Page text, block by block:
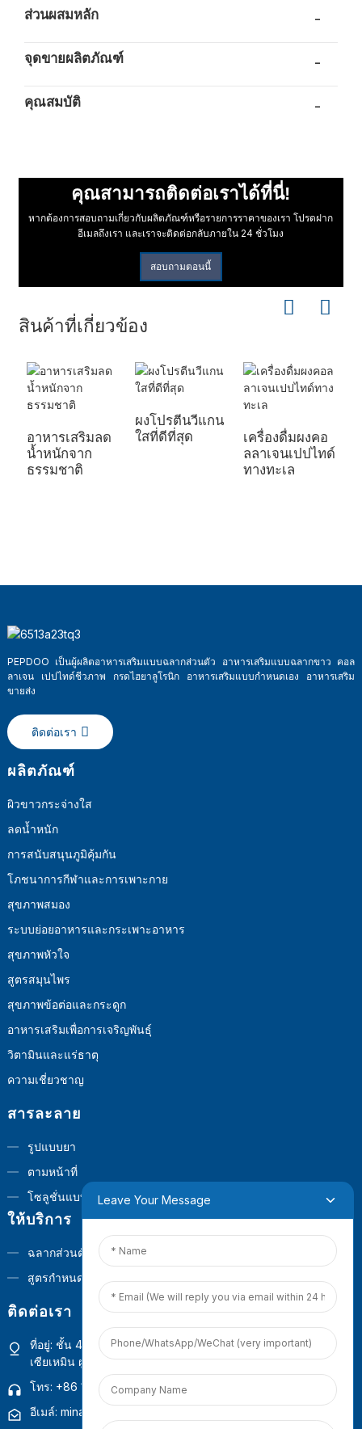
ส่วนผสมหลัก -
จุดขายผลิตภัณฑ์ -
คุณสมบัติ -
คุณสามารถติดต่อเราได้ที่นี่!
หากต้องการสอบถามเกี่ยวกับผลิตภัณฑ์หรือรายการราคาของเรา โปรดฝาก
อีเมลถึงเรา และเราจะติดต่อกลับภายใน 24 ชั่วโมง
สอบถามตอนนี้
สินค้าที่เกี่ยวข้อง
อาหารเสริมลด
น้ำหนักจาก
ธรรมชาติ
ผงโปรตีนวีแกน
ใสที่ดีที่สุด
เครื่องดื่มผงคอ
ลลาเจนเปปไทด์
ทางทะเล
PEPDOO เป็นผู้ผลิตอาหารเสริมแบบฉลากส่วนตัว อาหารเสริมแบบฉลากขาว คอล
ลาเจน เปปไทด์ชีวภาพ กรดไฮยาลูโรนิก อาหารเสริมแบบกำหนดเอง อาหารเสริม
ขายส่ง
ติดต่อเรา
ผลิตภัณฑ์
ผิวขาวกระจ่างใส
ลดน้ำหนัก
การสนับสนุนภูมิคุ้มกัน
โภชนาการกีฬาและการเพาะกาย
สุขภาพสมอง
ระบบย่อยอาหารและกระเพาะอาหาร
สุขภาพหัวใจ
สูตรสมุนไพร
สุขภาพข้อต่อและกระดูก
อาหารเสริมเพื่อการเจริญพันธุ์
วิตามินและแร่ธาตุ
ความเชี่ยวชาญ
สารละลาย
รูปแบบยา
ตามหน้าที่
โซลูชั่นแบบครบวงจร
ให้บริการ
ฉลากส่วนตัว
สูตรกำหนดเอง
ติดต่อเรา
ที่อยู่: ชั้น 4 อาคาร 1 ศูนย์ปฏิบัติการเชิงพาณิชย์ Guanyinshan เมือง
เซียเหมิน ฝูเจี้ยน ประเทศจีน
โทร: +86 18965423693
อีเมล์: mina.cao@foxmail.com
Leave Your Message